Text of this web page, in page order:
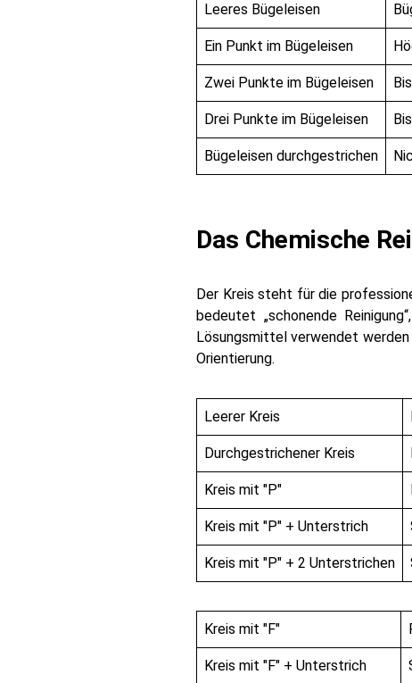
Leeres Bügeleisen
Ein Punkt im Bügeleisen
Zwei Punkte im Bügeleisen
Drei Punkte im Bügeleisen
Bügeleisen durchgestrichen
Das Chemische
Der Kreis steht für die
bedeutet „schonende
Lösungsmittel verwendet werden
Orientierung.
Leerer Kreis
Durchgestrichener Kreis
Kreis mit "P"
Kreis mit "P" + Unterstrich
Kreis mit "P" + 2 Unterstrichen
Kreis mit "F"
Kreis mit "F" + Unterstrich